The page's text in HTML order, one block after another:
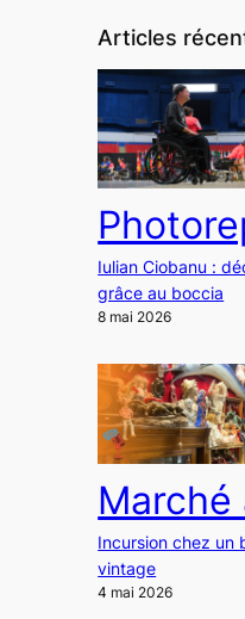
Articles
Iulian Ciobanu :
grâce au boccia
8 mai 2026
Marché
Incursion chez un
vintage
4 mai 2026